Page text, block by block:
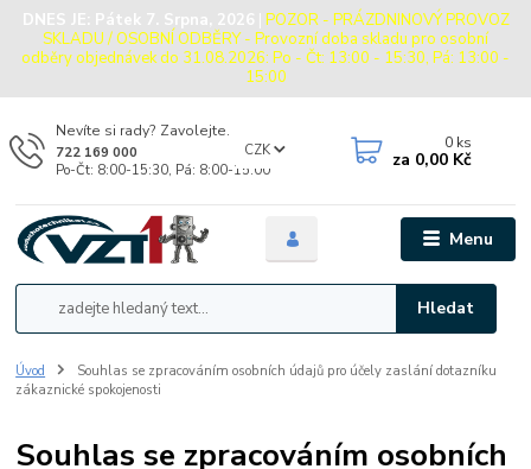
DNES JE: Pátek 7. Srpna, 2026 | POZOR - PRÁZDNINOVÝ PROVOZ
SKLADU / OSOBNÍ ODBĚRY - Provozní doba skladu pro osobní
odběry objednávek do 31.08.2026: Po - Čt: 13:00 - 15:30, Pá: 13:00 -
15:00
Menu
CZK
Hledat
Nevíte si rady? Zavolejte.
722 169 000
Po-Čt: 8:00-15:30, Pá: 8:00-15:00
0 ks
za 0,00 Kč
Úvod
Souhlas se zpracováním osobních údajů pro účely zaslání dotazníku
zákaznické spokojenosti
Souhlas se zpracováním osobních